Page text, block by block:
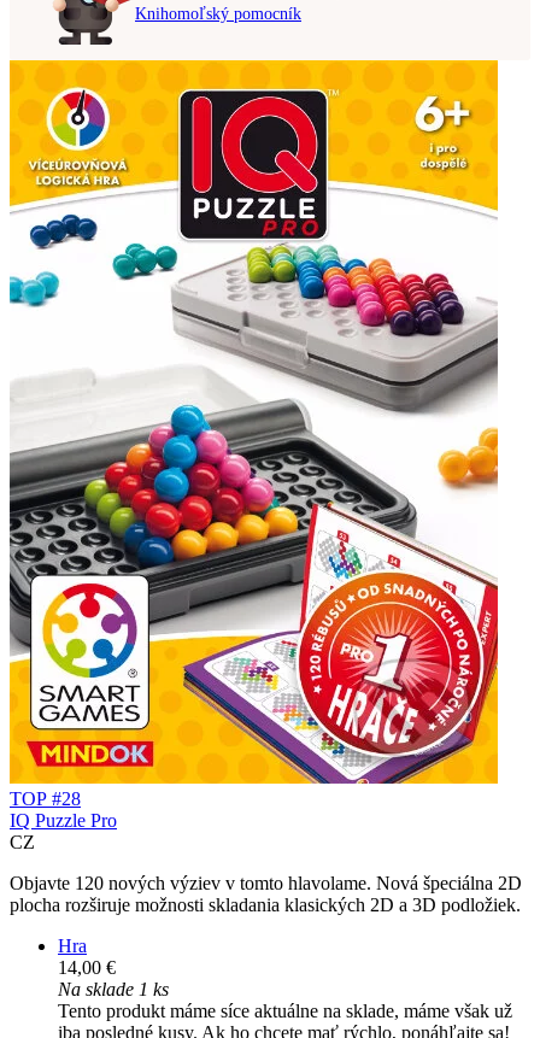
Knihomoľský pomocník
TOP #28
IQ Puzzle Pro
CZ
Objavte 120 nových výziev v tomto hlavolame. Nová špeciálna 2D
plocha rozširuje možnosti skladania klasických 2D a 3D podložiek.
Hra
14,00 €
Na sklade 1 ks
Tento produkt máme síce aktuálne na sklade, máme však už
iba posledné kusy. Ak ho chcete mať rýchlo, ponáhľajte sa!